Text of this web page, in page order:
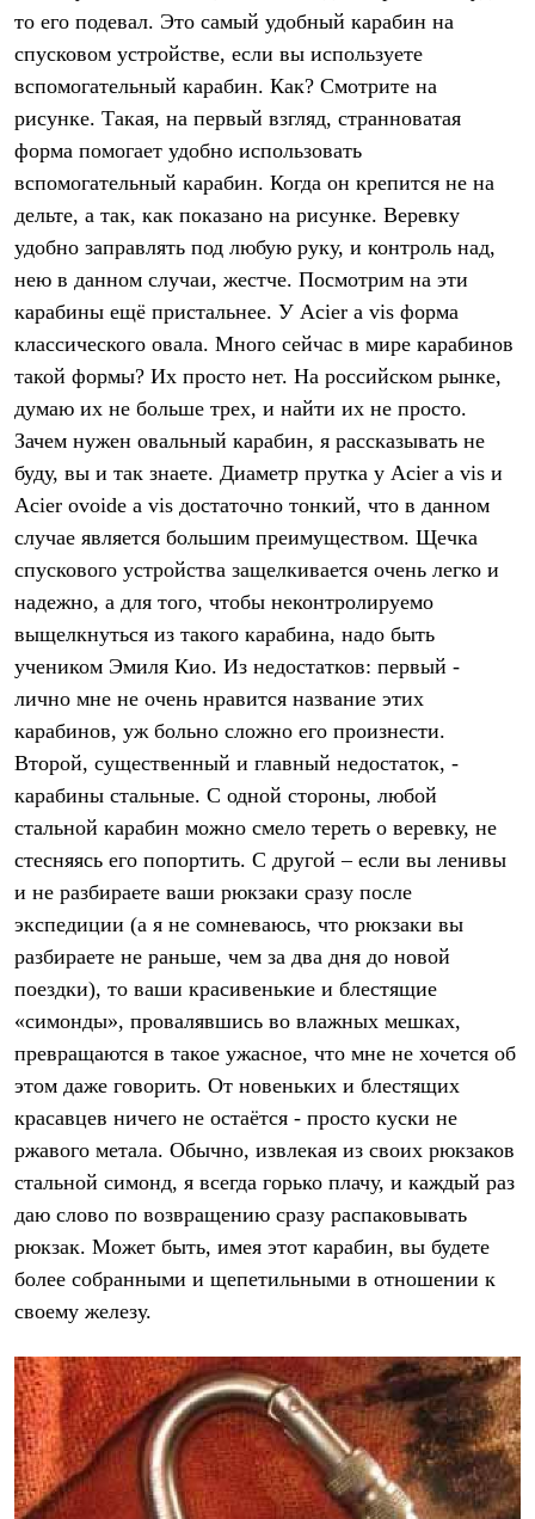
Термобелье
Теплое термобелье
Среднее термобелье
Легкое термобелье
Флисовая одежда
Куртки
Брюки
Детская одежда
Комбинезоны
Куртки
Брюки
Утепленная синтетикой
Комбинезоны
Куртки
Брюки
Лёгкая одежда
Футболки
Толстовки
Брюки
Софтшелл одежда
Куртки
Куртки
Брюки
Комбинезоны
Термобелье
Комплект термобелья
Снаряжение
Палатки и тенты
Палатки
Тенты
Аксессуары для палаток
Рюкзаки
Экспедиционные
Легкоходные
Альпинистские
Городские
Аксессуары для рюкзаков
Спальные мешки
Пуховые
С синтетическим утеплителем
Аксессуары для спальников
Баулы
Кошельки
Сумки
Гермомешки
Полезные аксессуары
Книги
Коврики
Обувь
Женская обувь
Ботинки
Ботинки
Кроссовки
Сапоги
Гамаши и бахилы
Гамаши
Бахилы
Тапочки и чуни
то его подевал. Это самый удобный карабин на
спусковом устройстве, если вы используете
вспомогательный карабин. Как? Смотрите на
рисунке. Такая, на первый взгляд, странноватая
форма помогает удобно использовать
вспомогательный карабин. Когда он крепится не на
дельте, а так, как показано на рисунке. Веревку
удобно заправлять под любую руку, и контроль над,
нею в данном случаи, жестче. Посмотрим на эти
карабины ещё пристальнее. У Acier a vis форма
классического овала. Много сейчас в мире карабинов
такой формы? Их просто нет. На российском рынке,
думаю их не больше трех, и найти их не просто.
Зачем нужен овальный карабин, я рассказывать не
буду, вы и так знаете. Диаметр прутка у Acier a vis и
Acier ovoide a vis достаточно тонкий, что в данном
случае является большим преимуществом. Щечка
спускового устройства защелкивается очень легко и
надежно, а для того, чтобы неконтролируемо
выщелкнуться из такого карабина, надо быть
учеником Эмиля Кио. Из недостатков: первый -
лично мне не очень нравится название этих
карабинов, уж больно сложно его произнести.
Второй, существенный и главный недостаток, -
карабины стальные. С одной стороны, любой
стальной карабин можно смело тереть о веревку, не
стесняясь его попортить. С другой – если вы ленивы
и не разбираете ваши рюкзаки сразу после
экспедиции (а я не сомневаюсь, что рюкзаки вы
разбираете не раньше, чем за два дня до новой
поездки), то ваши красивенькие и блестящие
«симонды», провалявшись во влажных мешках,
превращаются в такое ужасное, что мне не хочется об
этом даже говорить. От новеньких и блестящих
красавцев ничего не остаётся - просто куски не
ржавого метала. Обычно, извлекая из своих рюкзаков
стальной симонд, я всегда горько плачу, и каждый раз
даю слово по возвращению сразу распаковывать
рюкзак. Может быть, имея этот карабин, вы будете
более собранными и щепетильными в отношении к
своему железу.